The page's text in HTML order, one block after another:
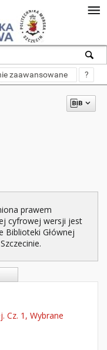
zaawansowane ?
prawem
cyfrowej wersji jest
Biblioteki Głównej
Cz. 1, Wybrane